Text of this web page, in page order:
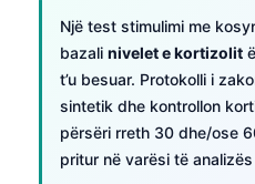
Një test stimulimi me
bazali nivelet e kortizolit
t’u besuar. Protokolli i
sintetik dhe kontrollon
përsëri rreth 30 dhe/ose
pritur në varësi të
한국어
Slovenščina
Magyar